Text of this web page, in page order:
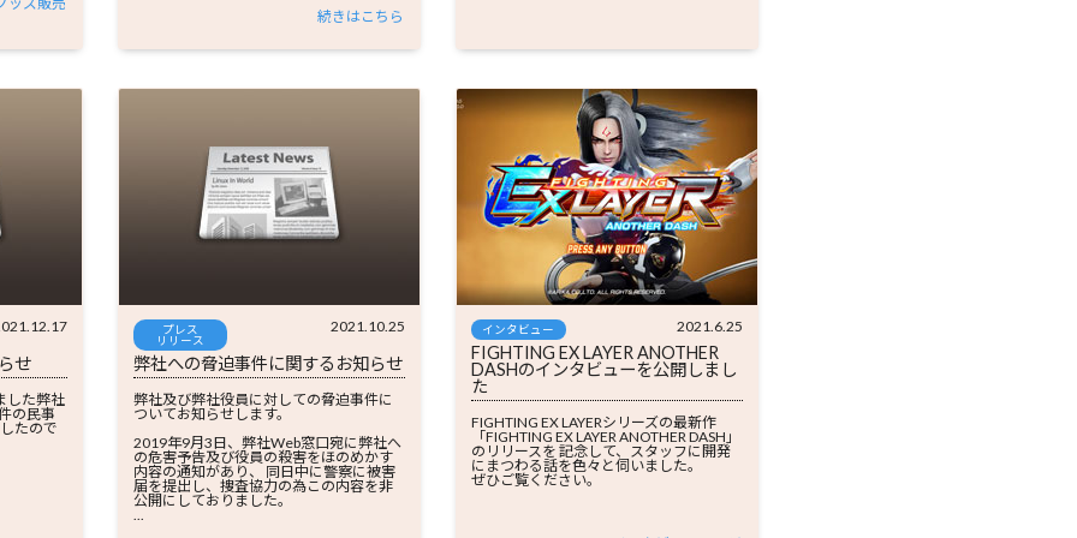
続きはこちら
せ
した弊社
の民事
たので
プレス
リリース
2021.10.25
弊社への脅迫事件に関するお知らせ
弊社及び弊社役員に対しての脅迫事件に
ついてお知らせします。
2019年9月3日、弊社Web窓口宛に弊社へ
の危害予告及び役員の殺害をほのめかす
内容の通知があり、 同日中に警察に被害
届を提出し、捜査協力の為この内容を非
公開にしておりました。
...
インタビュー 2021.6.25
FIGHTING EX LAYER ANOTHER
DASHのインタビューを公開しまし
た
FIGHTING EX LAYERシリーズの最新作
「FIGHTING EX LAYER ANOTHER DASH」
のリリースを 記念して、スタッフに開発
にまつわる話を色々と伺いました。
ぜひご覧ください。